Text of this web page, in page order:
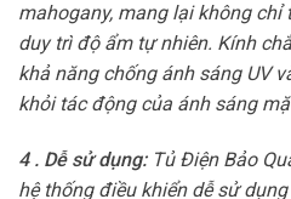
mahogany, mang lại không
duy trì độ ẩm tự nhiên. Kính
khả năng chống ánh sáng UV
khỏi tác động của ánh sáng
4 . Dễ sử dụng:Tủ Điện Bảo
hệ thống điều khiển dễ sử